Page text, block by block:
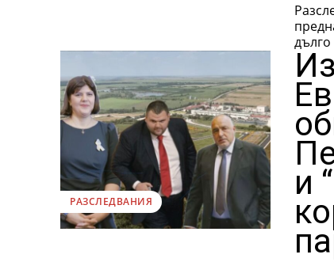
РАЗСЛЕДВАНИЯ и